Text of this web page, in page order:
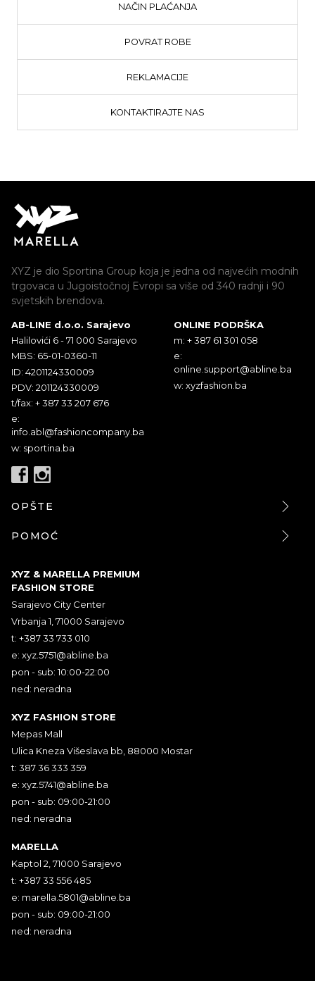
NAČIN PLAĆANJA
POVRAT ROBE
REKLAMACIJE
KONTAKTIRAJTE NAS
XYZ je dio Sportina Group koja je jedna od najvećih modnih
trgovaca u Jugoistočnoj Evropi sa više od 340 radnji i 90
svjetskih brendova.
AB-LINE d.o.o. Sarajevo
Halilovići 6 - 71 000 Sarajevo
MBS: 65-01-0360-11
ID: 4201124330009
PDV: 201124330009
t/fax: + 387 33 207 676
e:
info.abl@fashioncompany.ba
w: sportina.ba
ONLINE PODRŠKA
m: + 387 61 301 058
e:
online.support@abline.ba
w: xyzfashion.ba
OPŠTE
POMOĆ
XYZ & MARELLA PREMIUM
FASHION STORE
Sarajevo City Center
Vrbanja 1, 71000 Sarajevo
t: +387 33 733 010
e: xyz.5751@abline.ba
pon - sub: 10:00-22:00
ned: neradna
XYZ FASHION STORE
Mepas Mall
Ulica Kneza Višeslava bb, 88000 Mostar
t: 387 36 333 359
e: xyz.5741@abline.ba
pon - sub: 09:00-21:00
ned: neradna
MARELLA
Kaptol 2, 71000 Sarajevo
t: +387 33 556 485
e: marella.5801@abline.ba
pon - sub: 09:00-21:00
ned: neradna